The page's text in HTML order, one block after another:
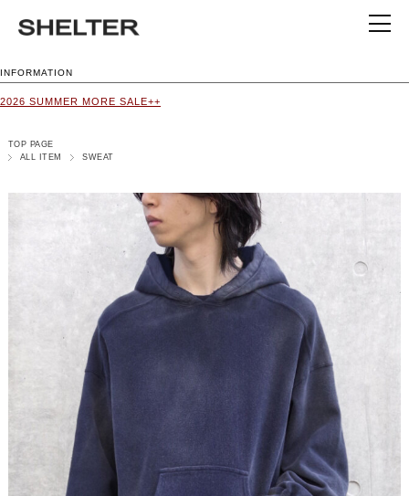
INFORMATION
2026 SUMMER MORE SALE++
TOP PAGE
ALL ITEM
SWEAT